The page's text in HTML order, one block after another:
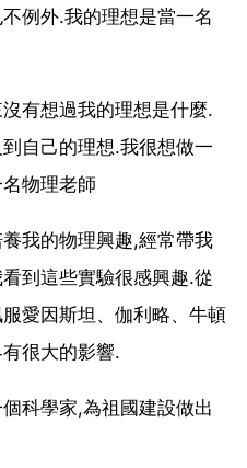
例外.我的理想是當一名
有想過我的理想是什麼.
自己的理想.我很想做一
物理老師
我的物理興趣,經常帶我
到這些實驗很感興趣.從
愛因斯坦、伽利略、牛頓
很大的影響.
科學家,為祖國建設做出